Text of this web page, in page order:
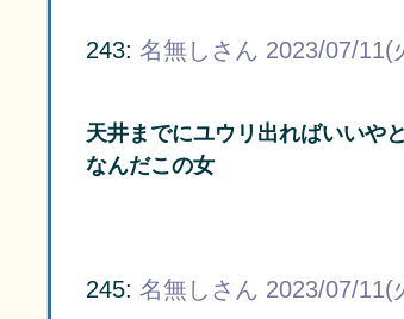
243: 名無しさん 2023/07/11(
天井までにユウリ出ればいいや
なんだこの女
245: 名無しさん 2023/07/11(